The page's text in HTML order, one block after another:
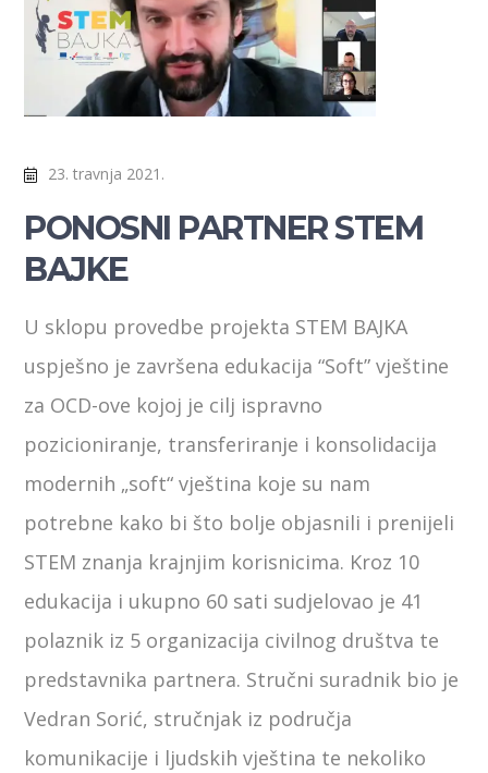
23. travnja 2021.
PONOSNI PARTNER STEM
BAJKE
U sklopu provedbe projekta STEM BAJKA
uspješno je završena edukacija “Soft” vještine
za OCD-ove kojoj je cilj ispravno
pozicioniranje, transferiranje i konsolidacija
modernih „soft“ vještina koje su nam
potrebne kako bi što bolje objasnili i prenijeli
STEM znanja krajnjim korisnicima. Kroz 10
edukacija i ukupno 60 sati sudjelovao je 41
polaznik iz 5 organizacija civilnog društva te
predstavnika partnera. Stručni suradnik bio je
Vedran Sorić, stručnjak iz područja
komunikacije i ljudskih vještina te nekoliko